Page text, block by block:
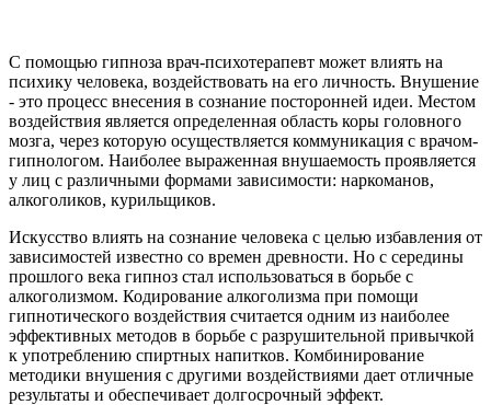
С помощью гипноза врач-психотерапевт может влиять на
психику человека, воздействовать на его личность. Внушение
- это процесс внесения в сознание посторонней идеи. Местом
воздействия является определенная область коры головного
мозга, через которую осуществляется коммуникация с врачом-
гипнологом. Наиболее выраженная внушаемость проявляется
у лиц с различными формами зависимости: наркоманов,
алкоголиков, курильщиков.
Искусство влиять на сознание человека с целью избавления от
зависимостей известно со времен древности. Но с середины
прошлого века гипноз стал использоваться в борьбе с
алкоголизмом. Кодирование алкоголизма при помощи
гипнотического воздействия считается одним из наиболее
эффективных методов в борьбе с разрушительной привычкой
к употреблению спиртных напитков. Комбинирование
методики внушения с другими воздействиями дает отличные
результаты и обеспечивает долгосрочный эффект.